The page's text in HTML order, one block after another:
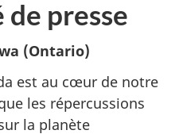
presse
(Ontario)
est au cœur de notre
les répercussions
la planète